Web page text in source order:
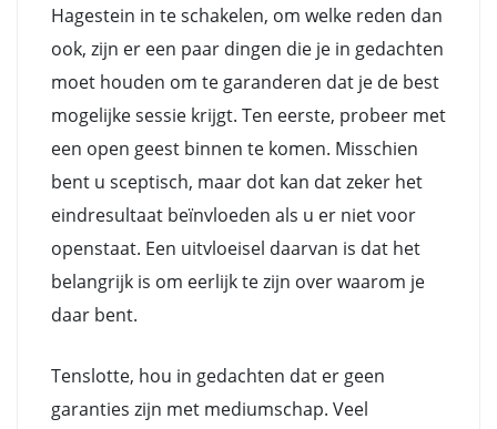
Hagestein in te schakelen, om welke reden dan
ook, zijn er een paar dingen die je in gedachten
moet houden om te garanderen dat je de best
mogelijke sessie krijgt. Ten eerste, probeer met
een open geest binnen te komen. Misschien
bent u sceptisch, maar dot kan dat zeker het
eindresultaat beïnvloeden als u er niet voor
openstaat. Een uitvloeisel daarvan is dat het
belangrijk is om eerlijk te zijn over waarom je
daar bent.
Tenslotte, hou in gedachten dat er geen
garanties zijn met mediumschap. Veel